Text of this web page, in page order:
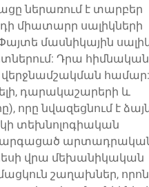
ներառում է տարբեր
միատարր սալիկների
մասնիկային
Դրա հիմնական
վերջնամշակման համար:
դարակաշարերի և
որը նվազեցնում է
տեխնոլոգիական
Զարգացած
վրա մեխանիկական
շաղախներ,